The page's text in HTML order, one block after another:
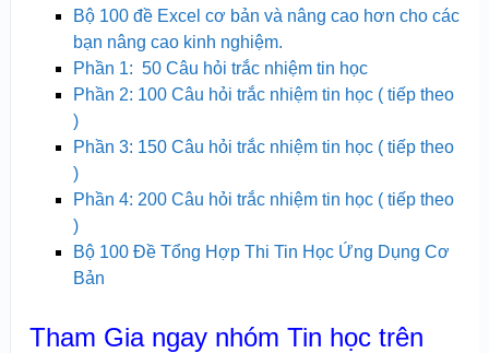
Bộ 100 đề Excel cơ bản và nâng cao hơn cho các
bạn nâng cao kinh nghiệm.
Phần 1: 50 Câu hỏi trắc nhiệm tin học
Phần 2: 100 Câu hỏi trắc nhiệm tin học ( tiếp theo
)
Phần 3: 150 Câu hỏi trắc nhiệm tin học ( tiếp theo
)
Phần 4: 200 Câu hỏi trắc nhiệm tin học ( tiếp theo
)
Bộ 100 Đề Tổng Hợp Thi Tin Học Ứng Dụng Cơ
Bản
Tham Gia ngay nhóm Tin học trên